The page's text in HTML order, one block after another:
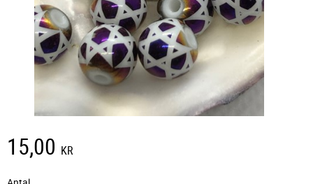
15,00 KR